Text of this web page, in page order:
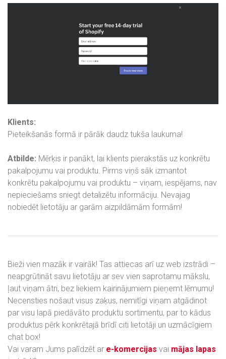
Klients:
Pieteikšanās formā ir pārāk daudz tukša laukuma!
Atbilde: Mērķis ir panākt, lai klients pierakstās uz konkrētu
pakalpojumu vai produktu. Pirms viņš sāk izmantot
konkrētu pakalpojumu vai produktu – viņam, iespējams, nav
nepieciešams sniegt detalizētu informāciju. Nevajag
nobiedēt lietotāju ar garām aizpildāmām formām!
Bieži vien mazāk ir vairāk! Tas attiecas arī uz web izstrādi –
neapgrūtināt savu lietotāju ar sev vien saprotamu mākslu,
ļaut viņam ātri, bez liekiem kairinājumiem pieņemt lēmumu!
Necensties nošaut visus zaķus, nemitīgi viņam atgādinot
par visu lapā piedāvāto produktu sortimentu, par to kādus
produktus pērk konkrētajā brīdī citi lietotāji un uzmācīgiem
chat box!
Vai varam Jums palīdzēt ar e-komercijas vai mājas lapas